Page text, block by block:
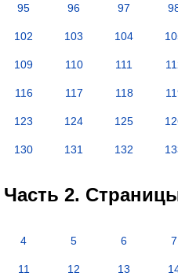
95 96 97
102 103 104
109 110 111
116 117 118
123 124 125
130 131 132
Часть 2.
4 5 6 7
11 12 13